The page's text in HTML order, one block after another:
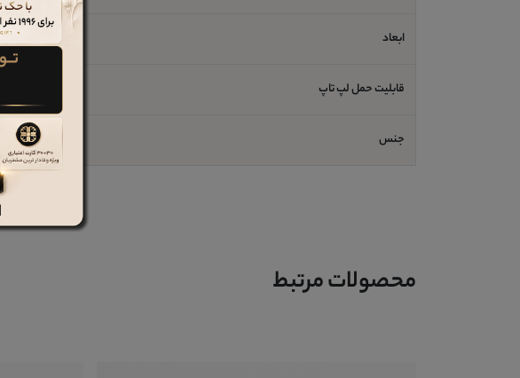
ابعاد
قابلیت حمل لپ تاپ
جنس
محصولات مرتبط